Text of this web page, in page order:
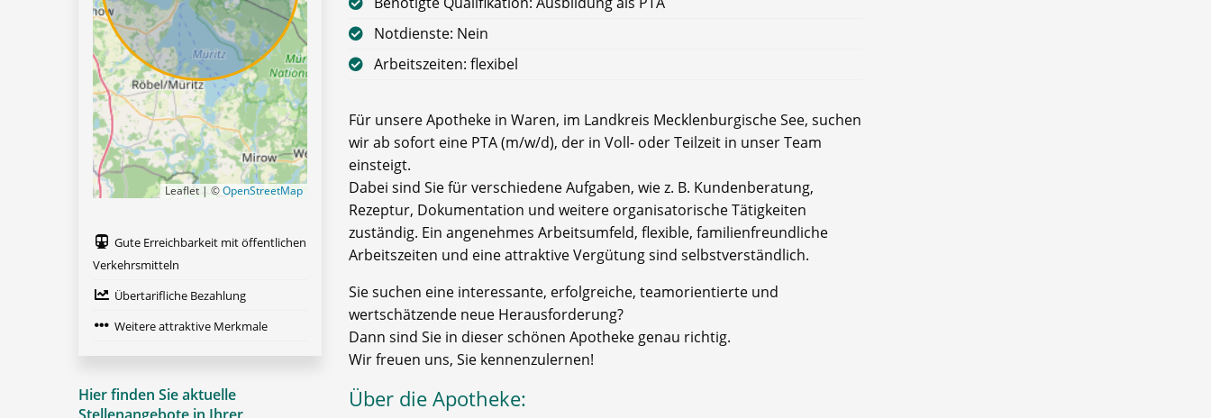
Notdienste: Nein
Arbeitszeiten: flexibel
Für unsere Apotheke in Waren, im Landkreis Mecklenburgische See, suchen
wir ab sofort eine PTA (m/w/d), der in Voll- oder Teilzeit in unser Team
einsteigt.
Dabei sind Sie für verschiedene Aufgaben, wie z. B. Kundenberatung,
Rezeptur, Dokumentation und weitere organisatorische Tätigkeiten
zuständig. Ein angenehmes Arbeitsumfeld, flexible, familienfreundliche
Arbeitszeiten und eine attraktive Vergütung sind selbstverständlich.
Sie suchen eine interessante, erfolgreiche, teamorientierte und
wertschätzende neue Herausforderung?
Dann sind Sie in dieser schönen Apotheke genau richtig.
Wir freuen uns, Sie kennenzulernen!
Über die Apotheke:
Leaflet | ©OpenStreetMap
Gute Erreichbarkeit mit öffentlichen
Verkehrsmitteln
Übertarifliche Bezahlung
Weitere attraktive Merkmale
Hier finden Sie aktuelle